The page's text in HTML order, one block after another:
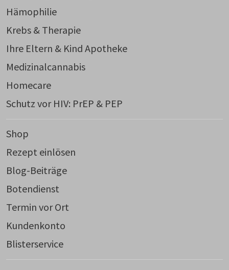
Hämophilie
Krebs & Therapie
Ihre Eltern & Kind Apotheke
Medizinalcannabis
Homecare
Schutz vor HIV: PrEP & PEP
Shop
Rezept einlösen
Blog-Beiträge
Botendienst
Termin vor Ort
Kundenkonto
Blisterservice